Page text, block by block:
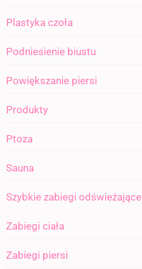
Plastyka czoła
Podniesienie biustu
Powiększanie piersi
Produkty
Ptoza
Sauna
Szybkie zabiegi odświeżające
Zabiegi ciała
Zabiegi piersi